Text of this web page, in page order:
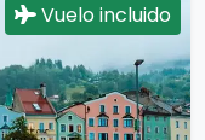
Vuelo incluido